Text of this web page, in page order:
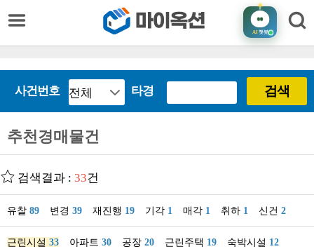
AI챗봇
사건번호 타경 검색
추천경매물건
검색결과 : 33건
유찰 89 변경 39 재진행 19 기각 1 매각 1 취하 1 신건 2
근린시설 33 아파트 30 공장 20 근린주택 19 숙박시설 12